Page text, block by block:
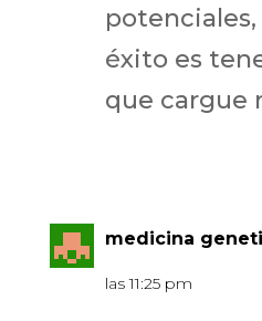
potenciales,
éxito es
que cargue
medicina
las 11:25 pm